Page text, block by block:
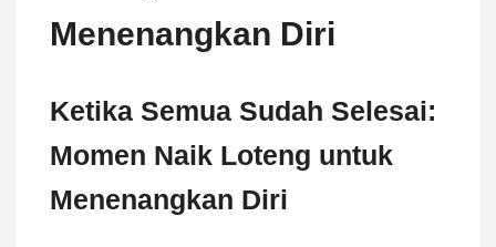
Menenangkan Diri
Ketika Semua Sudah Selesai:
Momen Naik Loteng untuk
Menenangkan Diri